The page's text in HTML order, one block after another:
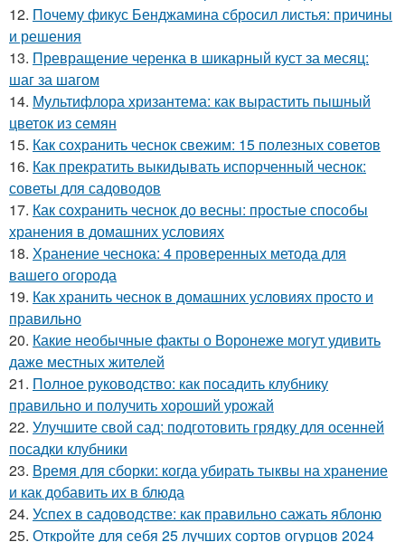
12. Почему фикус Бенджамина сбросил листья: причины
и решения
13. Превращение черенка в шикарный куст за месяц:
шаг за шагом
14. Мультифлора хризантема: как вырастить пышный
цветок из семян
15. Как сохранить чеснок свежим: 15 полезных советов
16. Как прекратить выкидывать испорченный чеснок:
советы для садоводов
17. Как сохранить чеснок до весны: простые способы
хранения в домашних условиях
18. Хранение чеснока: 4 проверенных метода для
вашего огорода
19. Как хранить чеснок в домашних условиях просто и
правильно
20. Какие необычные факты о Воронеже могут удивить
даже местных жителей
21. Полное руководство: как посадить клубнику
правильно и получить хороший урожай
22. Улучшите свой сад: подготовить грядку для осенней
посадки клубники
23. Время для сборки: когда убирать тыквы на хранение
и как добавить их в блюда
24. Успех в садоводстве: как правильно сажать яблоню
25. Откройте для себя 25 лучших сортов огурцов 2024